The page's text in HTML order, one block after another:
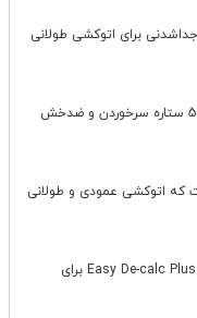
لیتری جداشدنی برای اتوکشی طولانی
: کفی T-ionicGlide با عملکرد 5 ستاره سرخوردن و ضدخش
کیلوگرم است که اتوکشی عمودی و طولانی
: سیستم رسوب زدایی Easy De-calc Plus برای